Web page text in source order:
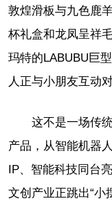
敦煌滑板与九色鹿
杯礼盒和龙凤呈祥
玛特的LABUBU巨
人正与小朋友互动对
这不是一场传
产品，从智能机器
IP、智能科技同台
文创产业正跳出“小